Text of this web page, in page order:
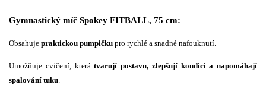
Gymnastický míč Spokey FITBALL, 75 cm:
Obsahuje praktickou pumpičku pro rychlé a snadné nafouknutí.
Umožňuje cvičení, kterátvarují postavu, zlepšují kondici a napomáhají
spalování tuku